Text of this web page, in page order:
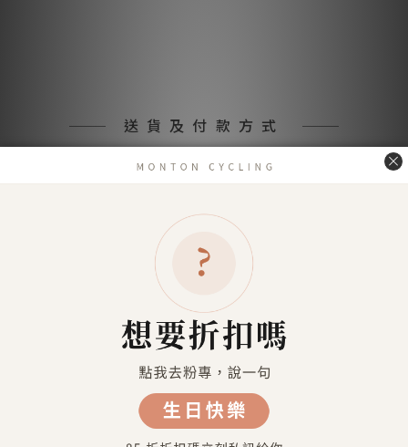
送貨及付款方式
送貨方式
7-11超商取貨不付款 （約4-5天送達）
宅配到府（金門／馬祖／澎湖 外島地區除外）
金門／馬祖／澎湖 等外島地區（郵寄）
港澳地區（順豐運費到付）
付款方式
信用卡付款（SHOPLINE Pay）
Apple Pay
7-11 超商取貨付款
LINE Pay
匯款 (台灣脈騰指定帳號)
信用卡分期付款-三期